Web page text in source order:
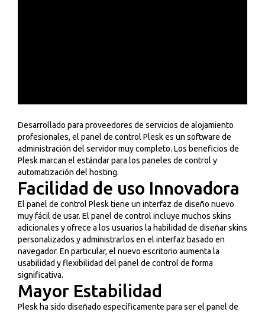
Desarrollado para proveedores de servicios de alojamiento
profesionales, el panel de control Plesk es un software de
administración del servidor muy completo. Los beneficios de
Plesk marcan el estándar para los paneles de control y
automatización del hosting.
Facilidad de uso Innovadora
El panel de control Plesk tiene un interfaz de diseño nuevo
muy fácil de usar. El panel de control incluye muchos skins
adicionales y ofrece a los usuarios la habilidad de diseñar skins
personalizados y administrarlos en el interfaz basado en
navegador. En particular, el nuevo escritorio aumenta la
usabilidad y flexibilidad del panel de control de forma
significativa.
Mayor Estabilidad
Plesk ha sido diseñado específicamente para ser el panel de